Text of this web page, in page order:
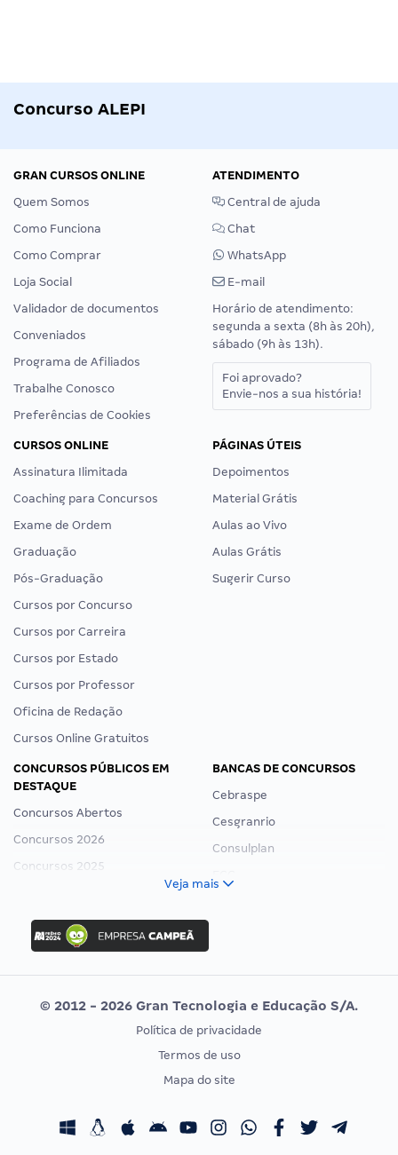
Concurso ALEPI
GRAN CURSOS ONLINE
Quem Somos
Como Funciona
Como Comprar
Loja Social
Validador de documentos
Conveniados
Programa de Afiliados
Trabalhe Conosco
Preferências de Cookies
ATENDIMENTO
Central de ajuda
Chat
WhatsApp
E-mail
Horário de atendimento:
segunda a sexta (8h às 20h),
sábado (9h às 13h).
Foi aprovado?
Envie-nos a sua história!
CURSOS ONLINE
Assinatura Ilimitada
Coaching para Concursos
Exame de Ordem
Graduação
Pós-Graduação
Cursos por Concurso
Cursos por Carreira
Cursos por Estado
Cursos por Professor
Oficina de Redação
Cursos Online Gratuitos
PÁGINAS ÚTEIS
Depoimentos
Material Grátis
Aulas ao Vivo
Aulas Grátis
Sugerir Curso
CONCURSOS PÚBLICOS EM
DESTAQUE
Concursos Abertos
Concursos 2026
Concursos 2025
Concurso Ibama
Concurso MPU
Editais publicados
BANCAS DE CONCURSOS
Cebraspe
Cesgranrio
Consulplan
Vunesp
CONCURSOS POR PROFISSÃO
Concursos Fiscais
EXAME DE ORDEM
Calendário OAB
Veja mais
© 2012 - 2026 Gran Tecnologia e Educação S/A.
Política de privacidade
Termos de uso
Mapa do site